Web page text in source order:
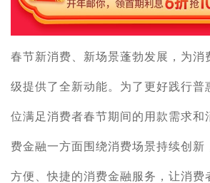
春节新消费、新场景蓬勃发展，为消
级提供了全新动能。为了更好践行普
位满足消费者春节期间的用款需求和
费金融一方面围绕消费场景持续创新
方便、快捷的消费金融服务，让消费